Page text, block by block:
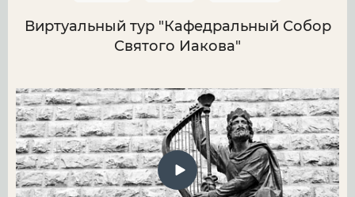
Виртуальный тур "Кафедральный Собор
Святого Иакова"